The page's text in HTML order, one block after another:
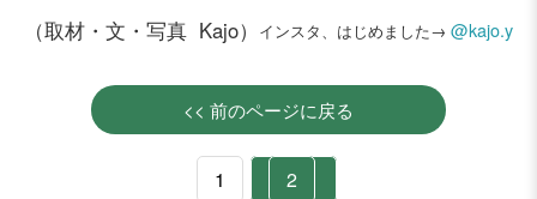
（取材・文・写真 Kajo） インスタ、はじめました→ @kajo.y
<< 前のページに戻る
1 2